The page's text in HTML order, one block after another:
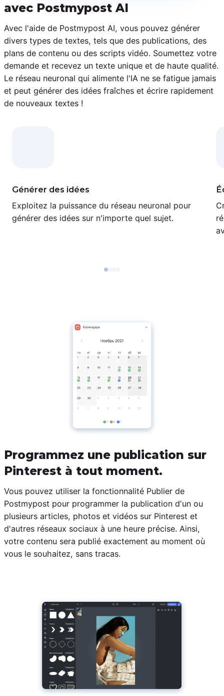
avec Postmypost AI
Avec l'aide de Postmypost AI, vous pouvez générer
divers types de textes, tels que des publications, des
plans de contenu ou des scripts vidéo. Soumettez votre
demande et recevez un texte unique et de haute qualité.
Le réseau neuronal qui alimente l'IA ne se fatigue jamais
et peut générer des idées fraîches et écrire rapidement
de nouveaux textes !
Générer des idées
Exploitez la puissance du réseau neuronal pour
générer des idées sur n'importe quel sujet.
Programmez une publication sur
Pinterest à tout moment.
Vous pouvez utiliser la fonctionnalité Publier de
Postmypost pour programmer la publication d'un ou
plusieurs articles, photos et vidéos sur Pinterest et
d'autres réseaux sociaux à une heure précise. Ainsi,
votre contenu sera publié exactement au moment où
vous le souhaitez, sans tracas.